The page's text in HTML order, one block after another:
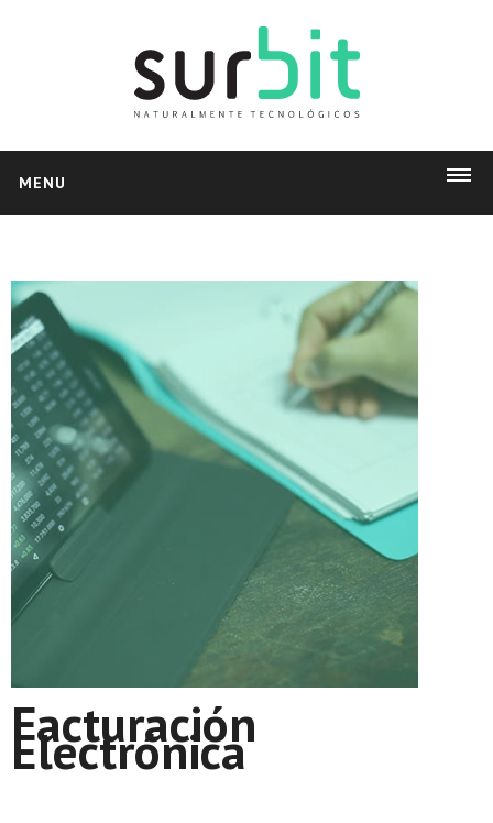
MENU
Delysoft
Facturación Electrónica
Pedidos Web
App Market
NOSOTROS
Empresa
Soporte
Servicios
TEAM
Facturación
Electrónica